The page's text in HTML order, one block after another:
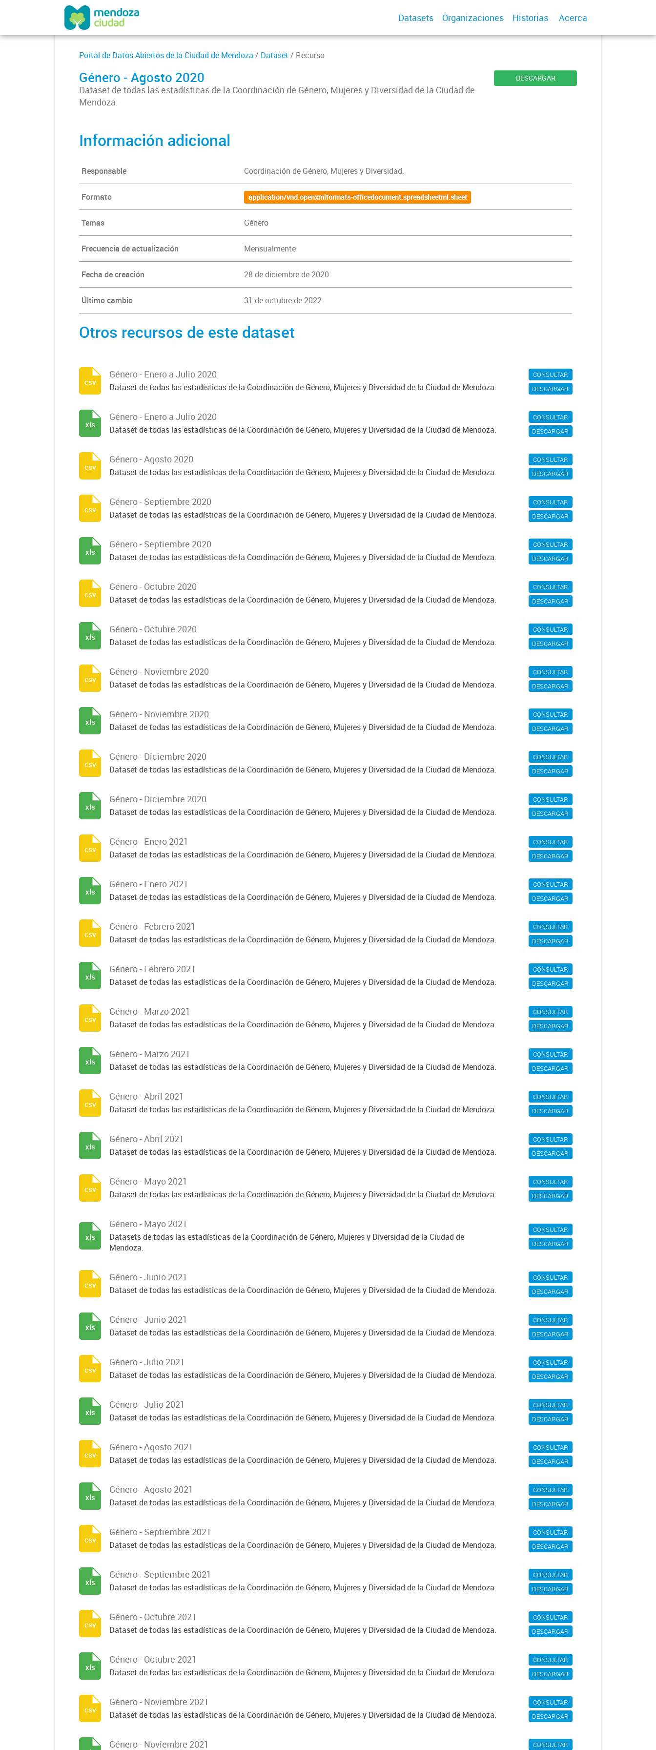
Datasets Organizaciones Historias Acerca
Portal de Datos Abiertos de la Ciudad de Mendoza / Dataset / Recurso
Género - Agosto 2020
Dataset de todas las estadísticas de la Coordinación de Género, Mujeres y Diversidad de la Ciudad de
Mendoza.
DESCARGAR
Información adicional
Responsable Coordinación de Género, Mujeres y Diversidad.
Formato application/vnd.openxmlformats-officedocument.spreadsheetml.sheet
Temas Género
Frecuencia de actualización Mensualmente
Fecha de creación 28 de diciembre de 2020
Último cambio 31 de octubre de 2022
Otros recursos de este dataset
CONSULTAR
DESCARGAR
Género - Enero a Julio 2020
Dataset de todas las estadísticas de la Coordinación de Género, Mujeres y Diversidad de la Ciudad de Mendoza.
csv
CONSULTAR
DESCARGAR
Género - Enero a Julio 2020
Dataset de todas las estadísticas de la Coordinación de Género, Mujeres y Diversidad de la Ciudad de Mendoza.
xls
CONSULTAR
DESCARGAR
Género - Agosto 2020
Dataset de todas las estadísticas de la Coordinación de Género, Mujeres y Diversidad de la Ciudad de Mendoza.
csv
CONSULTAR
DESCARGAR
Género - Septiembre 2020
Dataset de todas las estadísticas de la Coordinación de Género, Mujeres y Diversidad de la Ciudad de Mendoza.
csv
CONSULTAR
DESCARGAR
Género - Septiembre 2020
Dataset de todas las estadísticas de la Coordinación de Género, Mujeres y Diversidad de la Ciudad de Mendoza.
xls
CONSULTAR
DESCARGAR
Género - Octubre 2020
Dataset de todas las estadísticas de la Coordinación de Género, Mujeres y Diversidad de la Ciudad de Mendoza.
csv
CONSULTAR
DESCARGAR
Género - Octubre 2020
Dataset de todas las estadísticas de la Coordinación de Género, Mujeres y Diversidad de la Ciudad de Mendoza.
xls
CONSULTAR
DESCARGAR
Género - Noviembre 2020
Dataset de todas las estadísticas de la Coordinación de Género, Mujeres y Diversidad de la Ciudad de Mendoza.
csv
CONSULTAR
DESCARGAR
Género - Noviembre 2020
Dataset de todas las estadísticas de la Coordinación de Género, Mujeres y Diversidad de la Ciudad de Mendoza.
xls
CONSULTAR
DESCARGAR
Género - Diciembre 2020
Dataset de todas las estadísticas de la Coordinación de Género, Mujeres y Diversidad de la Ciudad de Mendoza.
csv
CONSULTAR
DESCARGAR
Género - Diciembre 2020
Dataset de todas las estadísticas de la Coordinación de Género, Mujeres y Diversidad de la Ciudad de Mendoza.
xls
CONSULTAR
DESCARGAR
Género - Enero 2021
Dataset de todas las estadísticas de la Coordinación de Género, Mujeres y Diversidad de la Ciudad de Mendoza.
csv
CONSULTAR
DESCARGAR
Género - Enero 2021
Dataset de todas las estadísticas de la Coordinación de Género, Mujeres y Diversidad de la Ciudad de Mendoza.
xls
CONSULTAR
DESCARGAR
Género - Febrero 2021
Dataset de todas las estadísticas de la Coordinación de Género, Mujeres y Diversidad de la Ciudad de Mendoza.
csv
CONSULTAR
DESCARGAR
Género - Febrero 2021
Dataset de todas las estadísticas de la Coordinación de Género, Mujeres y Diversidad de la Ciudad de Mendoza.
xls
CONSULTAR
DESCARGAR
Género - Marzo 2021
Dataset de todas las estadísticas de la Coordinación de Género, Mujeres y Diversidad de la Ciudad de Mendoza.
csv
CONSULTAR
DESCARGAR
Género - Marzo 2021
Dataset de todas las estadísticas de la Coordinación de Género, Mujeres y Diversidad de la Ciudad de Mendoza.
xls
CONSULTAR
DESCARGAR
Género - Abril 2021
Dataset de todas las estadísticas de la Coordinación de Género, Mujeres y Diversidad de la Ciudad de Mendoza.
csv
CONSULTAR
DESCARGAR
Género - Abril 2021
Dataset de todas las estadísticas de la Coordinación de Género, Mujeres y Diversidad de la Ciudad de Mendoza.
xls
CONSULTAR
DESCARGAR
Género - Mayo 2021
Dataset de todas las estadísticas de la Coordinación de Género, Mujeres y Diversidad de la Ciudad de Mendoza.
csv
CONSULTAR
DESCARGAR
Género - Mayo 2021
Datasets de todas las estadísticas de la Coordinación de Género, Mujeres y Diversidad de la Ciudad de
Mendoza.
xls
CONSULTAR
DESCARGAR
Género - Junio 2021
Dataset de todas las estadísticas de la Coordinación de Género, Mujeres y Diversidad de la Ciudad de Mendoza.
csv
CONSULTAR
DESCARGAR
Género - Junio 2021
Dataset de todas las estadísticas de la Coordinación de Género, Mujeres y Diversidad de la Ciudad de Mendoza.
xls
CONSULTAR
DESCARGAR
Género - Julio 2021
Dataset de todas las estadísticas de la Coordinación de Género, Mujeres y Diversidad de la Ciudad de Mendoza.
csv
CONSULTAR
DESCARGAR
Género - Julio 2021
Dataset de todas las estadísticas de la Coordinación de Género, Mujeres y Diversidad de la Ciudad de Mendoza.
xls
CONSULTAR
DESCARGAR
Género - Agosto 2021
Dataset de todas las estadísticas de la Coordinación de Género, Mujeres y Diversidad de la Ciudad de Mendoza.
csv
CONSULTAR
DESCARGAR
Género - Agosto 2021
Dataset de todas las estadísticas de la Coordinación de Género, Mujeres y Diversidad de la Ciudad de Mendoza.
xls
CONSULTAR
DESCARGAR
Género - Septiembre 2021
Dataset de todas las estadísticas de la Coordinación de Género, Mujeres y Diversidad de la Ciudad de Mendoza.
csv
CONSULTAR
DESCARGAR
Género - Septiembre 2021
Dataset de todas las estadísticas de la Coordinación de Género, Mujeres y Diversidad de la Ciudad de Mendoza.
xls
CONSULTAR
DESCARGAR
Género - Octubre 2021
Dataset de todas las estadísticas de la Coordinación de Género, Mujeres y Diversidad de la Ciudad de Mendoza.
csv
CONSULTAR
DESCARGAR
Género - Octubre 2021
Dataset de todas las estadísticas de la Coordinación de Género, Mujeres y Diversidad de la Ciudad de Mendoza.
xls
CONSULTAR
DESCARGAR
Género - Noviembre 2021
Dataset de todas las estadísticas de la Coordinación de Género, Mujeres y Diversidad de la Ciudad de Mendoza.
csv
CONSULTAR
Género - Noviembre 2021